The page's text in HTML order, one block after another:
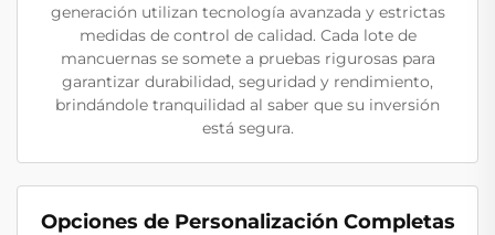
generación utilizan tecnología avanzada y estrictas
medidas de control de calidad. Cada lote de
mancuernas se somete a pruebas rigurosas para
garantizar durabilidad, seguridad y rendimiento,
brindándole tranquilidad al saber que su inversión
está segura.
Opciones de Personalización Completas